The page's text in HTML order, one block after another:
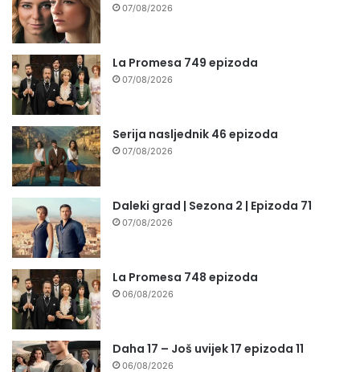
07/08/2026
La Promesa 749 epizoda
07/08/2026
Serija nasljednik 46 epizoda
07/08/2026
Daleki grad | Sezona 2 | Epizoda 71
07/08/2026
La Promesa 748 epizoda
06/08/2026
Daha 17 – Još uvijek 17 epizoda 11
06/08/2026